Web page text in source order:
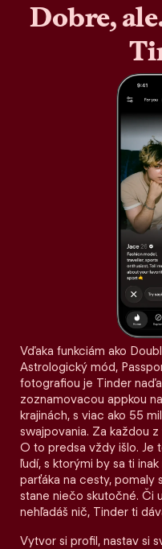
Dobre,
Vďaka funkciám ako
Astrologický mód,
fotografiou je Tinder
zoznamovacou appkou
krajinách, s viac ako 55
swajpovania. Za každou
O to predsa vždy išlo. Je
ľudí, s ktorými by sa ti
parťáka na cesty, pomaly
stane niečo skutočné. Či
nehľadáš nič, Tinder ti
Vytvor si profil, nastav si